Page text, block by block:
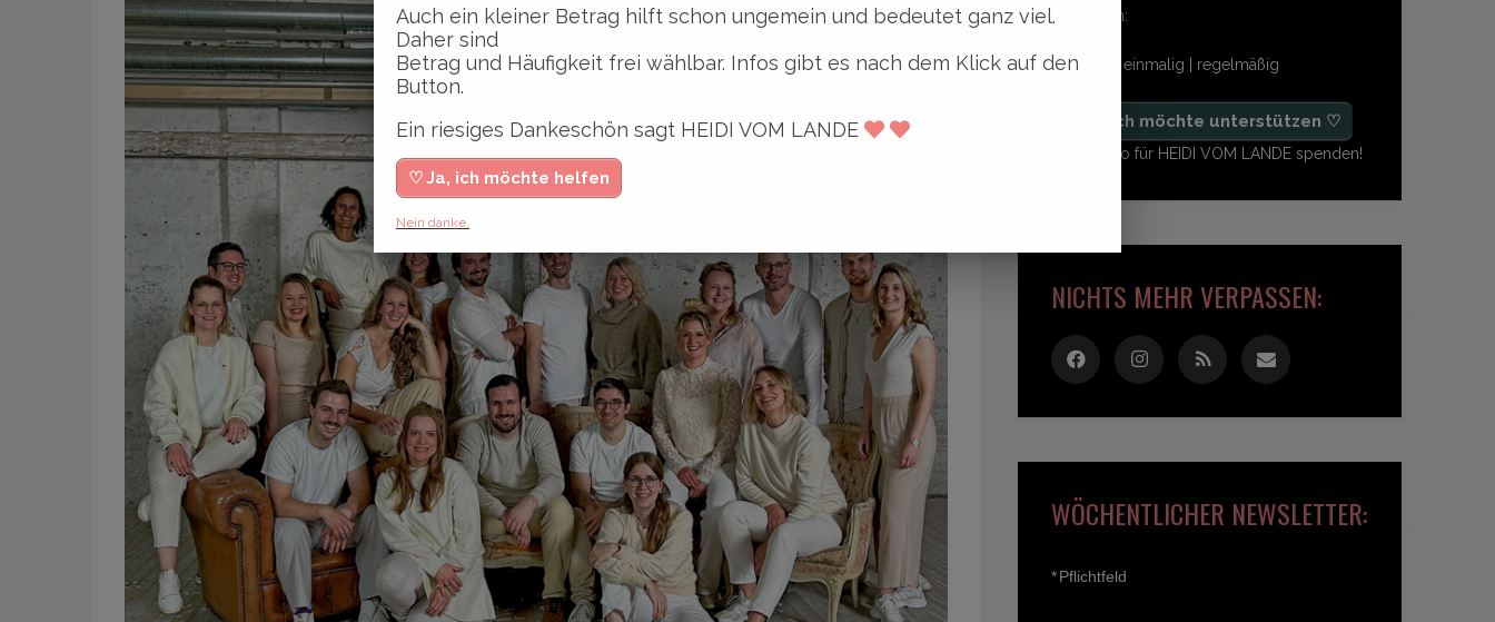
so einfach:
freiwillig | einmalig | regelmäßig
♡ Ja, ich möchte unterstützen ♡
Ab 1,- Euro für HEIDI VOM LANDE spenden!
NICHTS MEHR VERPASSEN:
WÖCHENTLICHER NEWSLETTER:
*Pflichtfeld
Auch ein kleiner Betrag hilft schon ungemein und bedeutet ganz viel.
Daher sind
Betrag und Häufigkeit frei wählbar. Infos gibt es nach dem Klick auf den
Button.
Ein riesiges Dankeschön sagt HEIDI VOM LANDE
♡ Ja, ich möchte helfen
Nein danke.